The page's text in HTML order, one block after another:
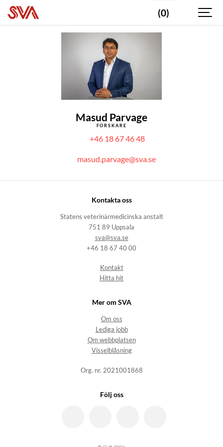
(0)
Masud Parvage
FORSKARE
+46 18 67 46 48
masud.parvage@sva.se
Kontakta oss
Statens veterinärmedicinska anstalt
751 89 Uppsala
sva@sva.se
+46 18 67 40 00
Kontakt
Hitta hit
Mer om SVA
Om oss
Lediga jobb
Om webbplatsen
Visselblåsning
Org. nr. 2021001868
Följ oss